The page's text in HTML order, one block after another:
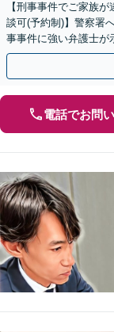
【刑事事件でご家族
談可(予約制)】警察署
事事件に強い弁護士が
トします。【加害者側
電話でお問